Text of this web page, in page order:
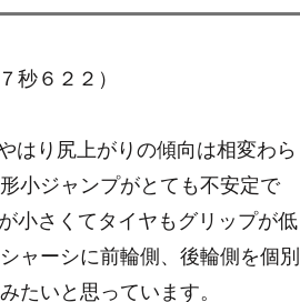
６２２）
はり尻上がりの傾向は相変わら
小ジャンプがとても不安定で
小さくてタイヤもグリップが低
ャーシに前輪側、後輪側を個別
たいと思っています。